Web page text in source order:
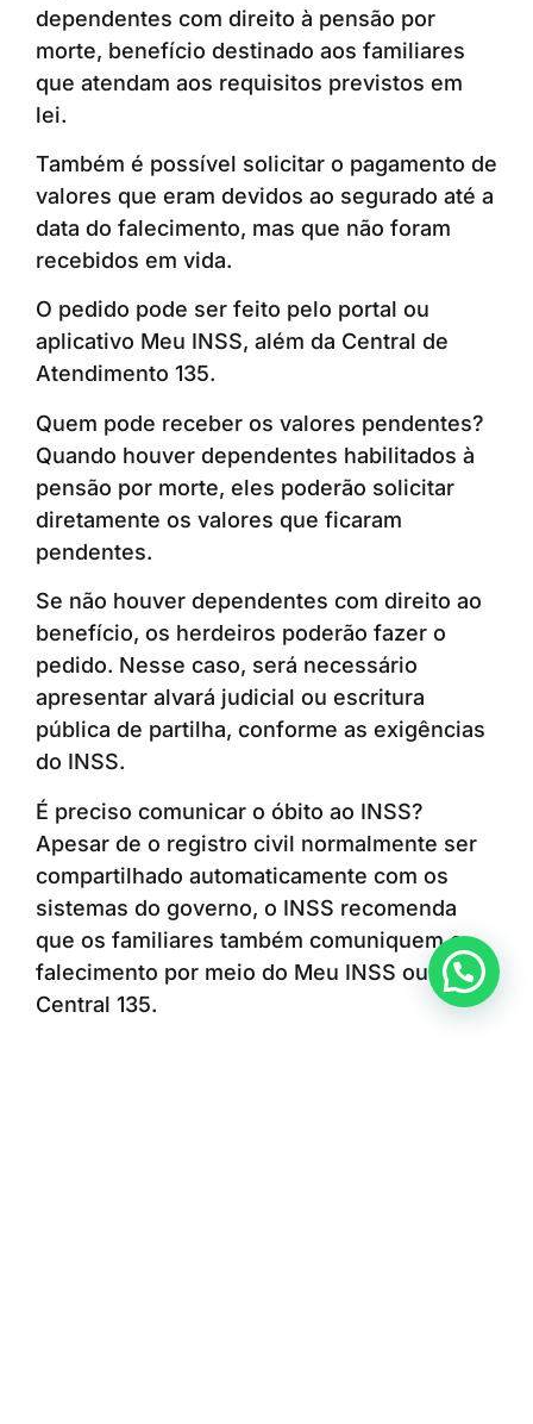
dependentes com direito à pensão por
morte, benefício destinado aos familiares
que atendam aos requisitos previstos em
lei.
Também é possível solicitar o pagamento de
valores que eram devidos ao segurado até a
data do falecimento, mas que não foram
recebidos em vida.
O pedido pode ser feito pelo portal ou
aplicativo Meu INSS, além da Central de
Atendimento 135.
Quem pode receber os valores pendentes?
Quando houver dependentes habilitados à
pensão por morte, eles poderão solicitar
diretamente os valores que ficaram
pendentes.
Se não houver dependentes com direito ao
benefício, os herdeiros poderão fazer o
pedido. Nesse caso, será necessário
apresentar alvará judicial ou escritura
pública de partilha, conforme as exigências
do INSS.
É preciso comunicar o óbito ao INSS?
Apesar de o registro civil normalmente ser
compartilhado automaticamente com os
sistemas do governo, o INSS recomenda
que os familiares também comuniquem o
falecimento por meio do Meu INSS ou da
Central 135.
Anunciar ou recomendar matéria